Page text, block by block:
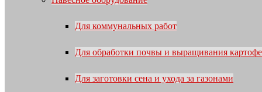
Для коммунальных работ
Для обработки почвы и выращивания
Для заготовки сена и ухода за газонами